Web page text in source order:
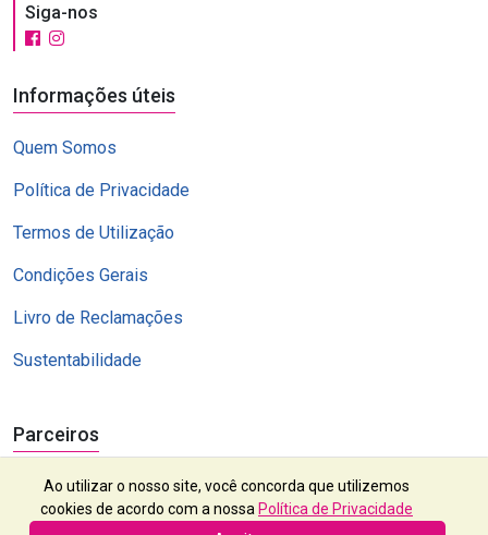
Siga-nos
Informações úteis
Quem Somos
Política de Privacidade
Termos de Utilização
Condições Gerais
Livro de Reclamações
Sustentabilidade
Parceiros
Ao utilizar o nosso site, você concorda que utilizemos
cookies de acordo com a nossa Política de Privacidade